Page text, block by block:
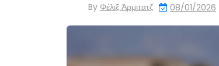
By Φέλιξ Άρμιτατζ 08/01/2026